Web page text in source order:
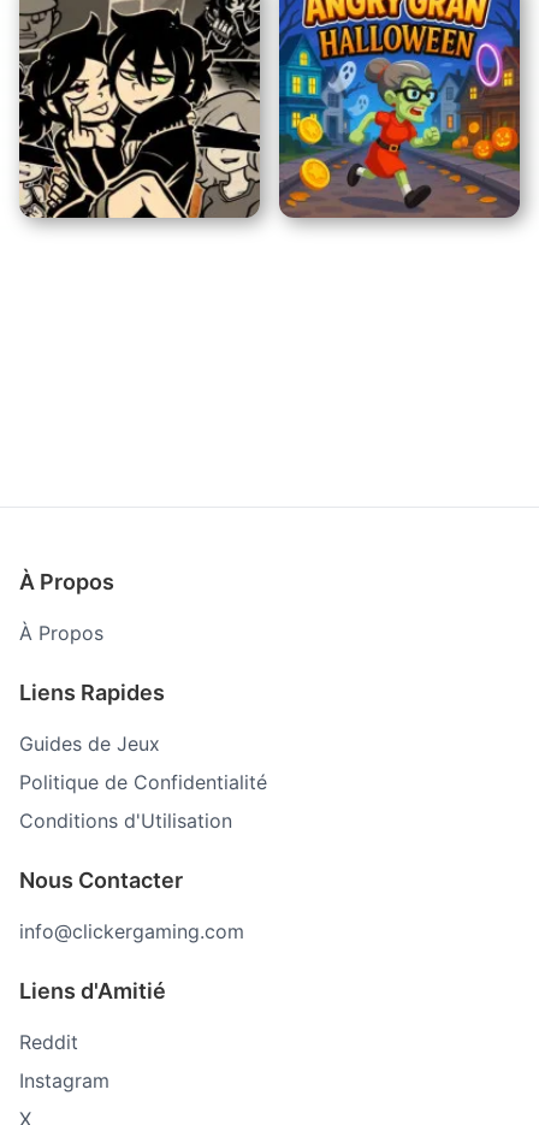
Simulateur de Cascade
Motocyclette
Évasion de l'École de
Barry
À Propos
À Propos
Liens Rapides
Guides de Jeux
Politique de Confidentialité
Conditions d'Utilisation
Nous Contacter
info@clickergaming.com
Liens d'Amitié
Reddit
Instagram
X